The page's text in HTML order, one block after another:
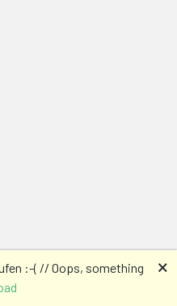
:-( // Oops, something
🗙